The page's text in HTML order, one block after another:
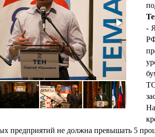
-
предприятий не должна превышать 5